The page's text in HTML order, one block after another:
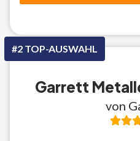
#2 TOP-AUSWAHL
Garrett
von